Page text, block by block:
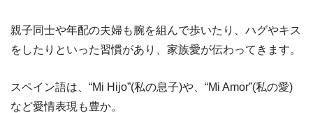
親子同士や年配の夫婦も腕を組んで歩いたり、ハグやキス
をしたりといった習慣があり、家族愛が伝わってきます。
スペイン語は、“Mi Hijo”(私の息子)や、“Mi Amor”(私の愛)
など愛情表現も豊か。